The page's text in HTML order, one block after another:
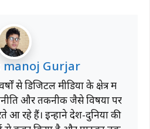
manoj Gurjar
से डिजिटल मीडिया के क्षेत्र में
और तकनीक जैसे विषयों पर
रहे हैं। इन्होंने देश-दुनिया की